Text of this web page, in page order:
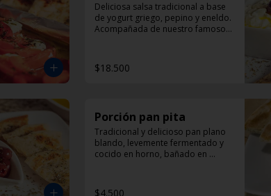
Deliciosa salsa tradicional a base
de yogurt griego, pepino y eneldo.
Acompañada de nuestro famoso
$18.500
Porción pan pita
Tradicional y delicioso pan plano
blando, levemente fermentado y
cocido en horno, bañado en
$4.500